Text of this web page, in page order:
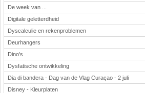
De week van ...
Digitale geletterdheid
Dyscalculie en rekenproblemen
Deurhangers
Dino's
Dysfatische ontwikkeling
Dia di bandera - Dag van de Vlag Curaçao - 2 juli
Disney - Kleurplaten